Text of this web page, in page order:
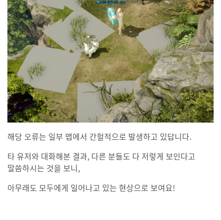
해당 오류는 일부 맵에서 간헐적으로 발생하고 있답니다.
타 유저와 대화해본 결과, 다른 분들도 다 저렇게 보인다고
말씀하시는 것을 보니,
아무래도 모두에게 일어나고 있는 현상으로 보여요!